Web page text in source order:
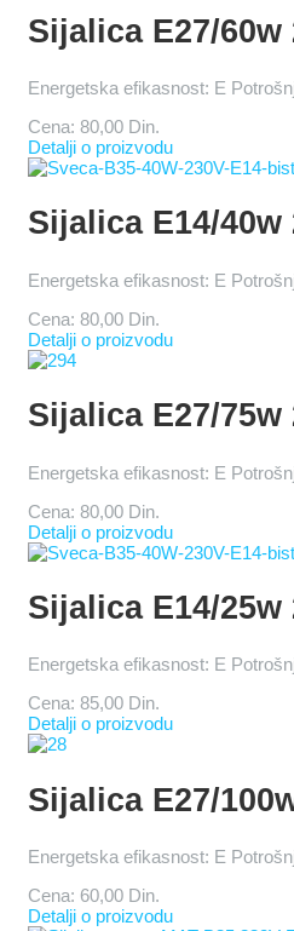
Sijalica E27/60w
Energetska efikasnost: E
Cena: 80,00 Din.
Detalji o proizvodu
Sijalica E14/40w
Energetska efikasnost: E
Cena: 80,00 Din.
Detalji o proizvodu
Sijalica E27/75w
Energetska efikasnost: E
Cena: 80,00 Din.
Detalji o proizvodu
Sijalica E14/25w
Energetska efikasnost: E
Cena: 85,00 Din.
Detalji o proizvodu
Sijalica E27/
Energetska efikasnost: E
Cena: 60,00 Din.
Detalji o proizvodu